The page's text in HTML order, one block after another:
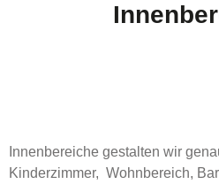
Innenbereiche gestalten wir
Kinderzimmer, Wohnbereich,